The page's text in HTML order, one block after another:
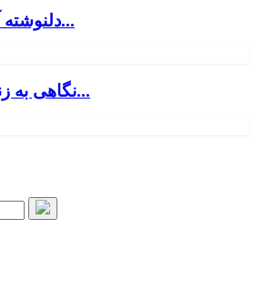
دلنوشته آریا عظیمی‌نژاد برای...
نگاهی به زندگی هنری ناصر عبد...